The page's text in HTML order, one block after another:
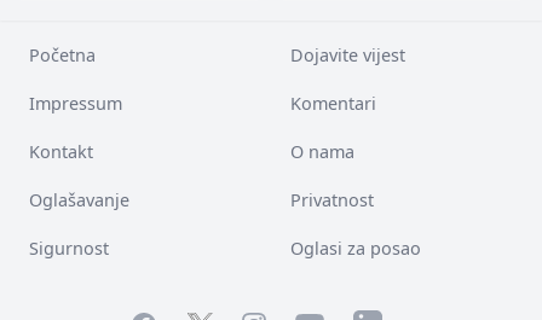
Početna Dojavite vijest
Impressum Komentari
Kontakt O nama
Oglašavanje Privatnost
Sigurnost Oglasi za posao